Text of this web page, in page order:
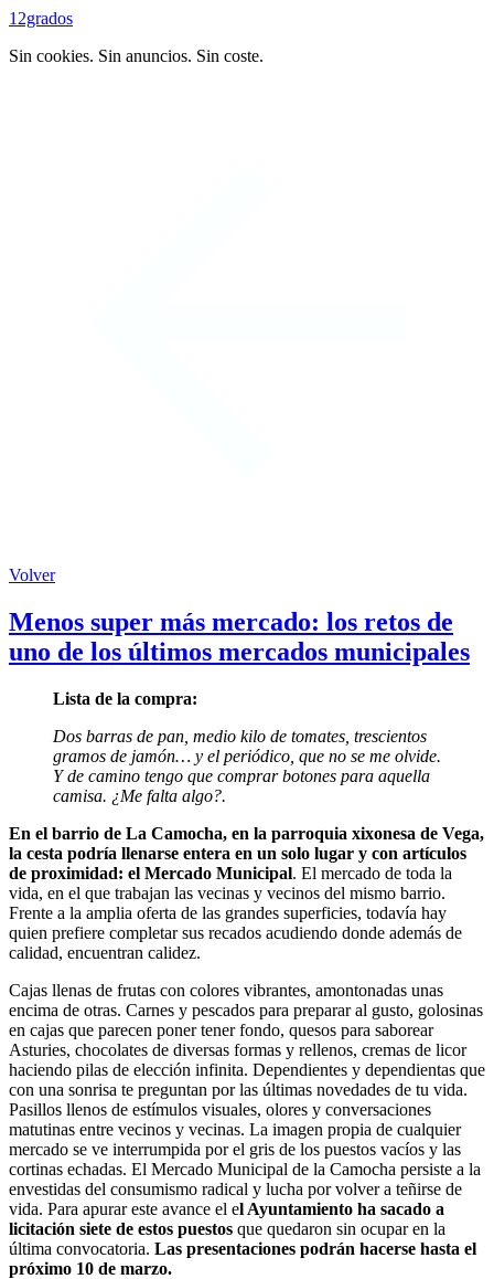
12grados
Sin cookies. Sin anuncios. Sin coste.
Volver
Menos super más mercado: los retos de
uno de los últimos mercados municipales
Lista de la compra:
Dos barras de pan, medio kilo de tomates, trescientos
gramos de jamón… y el periódico, que no se me olvide.
Y de camino tengo que comprar botones para aquella
camisa. ¿Me falta algo?.
En el barrio de La Camocha, en la parroquia xixonesa de Vega,
la cesta podría llenarse entera en un solo lugar y con artículos
de proximidad: el Mercado Municipal. El mercado de toda la
vida, en el que trabajan las vecinas y vecinos del mismo barrio.
Frente a la amplia oferta de las grandes superficies, todavía hay
quien prefiere completar sus recados acudiendo donde además de
calidad, encuentran calidez.
Cajas llenas de frutas con colores vibrantes, amontonadas unas
encima de otras. Carnes y pescados para preparar al gusto, golosinas
en cajas que parecen poner tener fondo, quesos para saborear
Asturies, chocolates de diversas formas y rellenos, cremas de licor
haciendo pilas de elección infinita. Dependientes y dependientas que
con una sonrisa te preguntan por las últimas novedades de tu vida.
Pasillos llenos de estímulos visuales, olores y conversaciones
matutinas entre vecinos y vecinas. La imagen propia de cualquier
mercado se ve interrumpida por el gris de los puestos vacíos y las
cortinas echadas. El Mercado Municipal de la Camocha persiste a la
envestidas del consumismo radical y lucha por volver a teñirse de
vida. Para apurar este avance el el Ayuntamiento ha sacado a
licitación siete de estos puestos que quedaron sin ocupar en la
última convocatoria. Las presentaciones podrán hacerse hasta el
próximo 10 de marzo.